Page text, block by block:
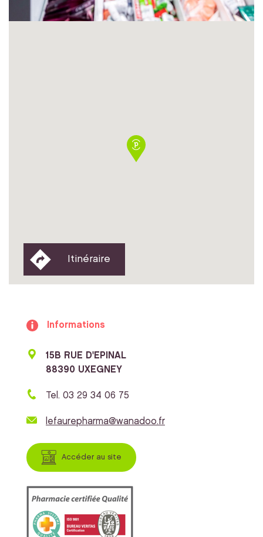
Itinéraire
Informations
15B RUE D'EPINAL
88390 UXEGNEY
Tel. 03 29 34 06 75
lefaurepharma@wanadoo.fr
Accéder au site